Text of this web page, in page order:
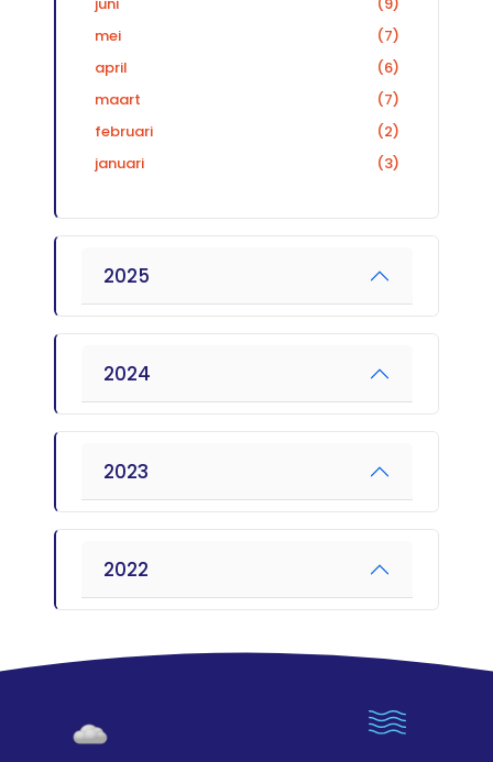
mei
(7)
april
(6)
maart
(7)
februari
(2)
januari
(3)
2025
2024
2023
2022